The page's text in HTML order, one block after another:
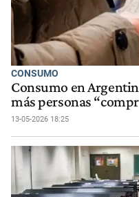
CONSUMO
Consumo en
más personas
13-05-2026 18:25